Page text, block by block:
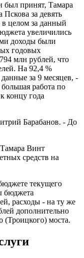
был принят, Тамара
за девять
в целом за данный
увеличились
доходы были
годовых
млн рублей, что
На 92,4 %
за 9 месяцев, -
работа по
концу года
Барабанов. - До
Винт
средств на
текущего
бюджета
расходы - на ту же
дополнительно
(Троицкого) моста.